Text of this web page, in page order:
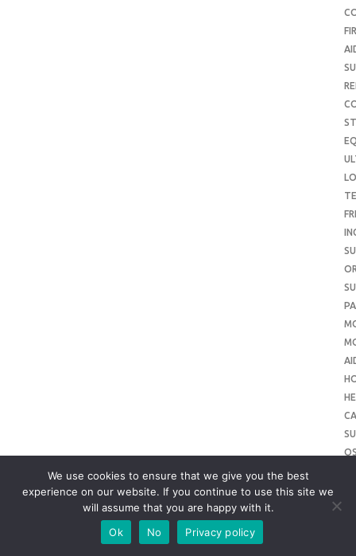
We use cookies to ensure that we give you the best
experience on our website. If you continue to use this site we
will assume that you are happy with it.
Ok
No Privacy policy